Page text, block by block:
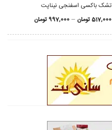
تشک باکسی اسفنجی نیناپت
517,000تومان –
997,000 تومان